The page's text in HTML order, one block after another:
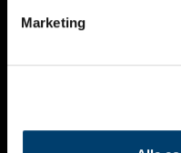
Marketing
VIDEO’S
CONTACT